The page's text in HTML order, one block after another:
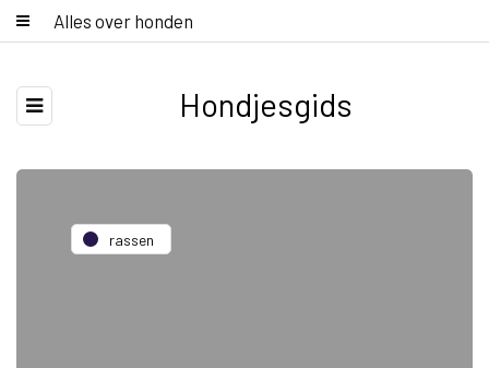
Alles over honden
Hondjesgids
rassen